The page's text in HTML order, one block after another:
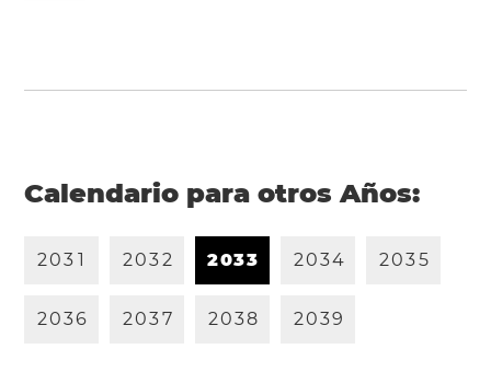
Calendario para otros Años:
203 1 2032 2033 2034 2035
2036 2037 2038 2039